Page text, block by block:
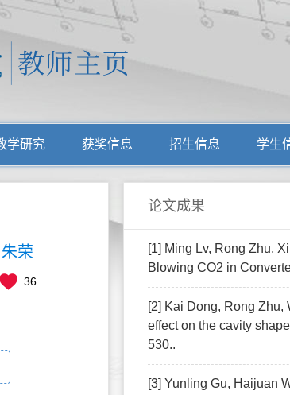
学研究 获奖信息 招生信息 学生
朱荣
36
论文成果
[1] Ming Lv, Rong Zhu,
Blowing CO2 in
[2] Kai Dong, Rong
effect on the cavity
530..
[3] Yunling Gu, Haijuan